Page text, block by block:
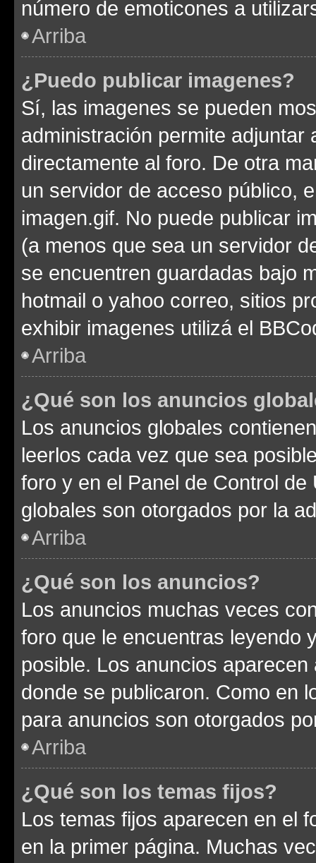
número de emoticones a
Arriba
¿Puedo publicar imagenes?
Sí, las imagenes se pueden
administración permite
directamente al foro. De otra
un servidor de acceso público,
imagen.gif. No puede publicar
(a menos que sea un servidor
se encuentren guardadas bajo
hotmail o yahoo correo, sitios
exhibir imagenes utilizá el
Arriba
¿Qué son los anuncios
Los anuncios globales
leerlos cada vez que sea
foro y en el Panel de Control
globales son otorgados por la
Arriba
¿Qué son los anuncios?
Los anuncios muchas veces
foro que le encuentras leyendo
posible. Los anuncios
donde se publicaron. Como en
para anuncios son otorgados
Arriba
¿Qué son los temas fijos?
Los temas fijos aparecen en el
en la primer página. Muchas